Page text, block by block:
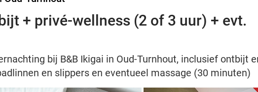
+ privé-wellness (2 of 3 uur) + evt.
bij B&B Ikigai in Oud-Turnhout, inclusief ontbijt
en slippers en eventueel massage (30 minuten)